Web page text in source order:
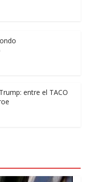
entre el TACO